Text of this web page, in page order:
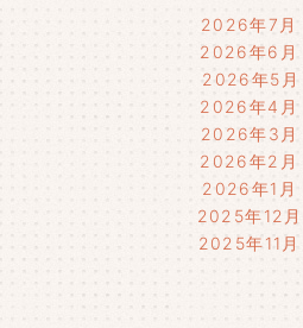
2026年7月
2026年6月
2026年5月
2026年4月
2026年3月
2026年2月
2026年1月
2025年12月
2025年11月
2025年9月